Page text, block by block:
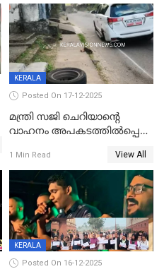
KERALA
Posted On 17-12-2025
മന്ത്രി സജി ചെറിയാന്റെ
വാഹനം അപകടത്തിൽപ്പെട്ടു;
രക്ഷപ്പെട്ടത് തലനാരിടയ്ക്ക്
1 Min Read View All
KERALA
Posted On 16-12-2025